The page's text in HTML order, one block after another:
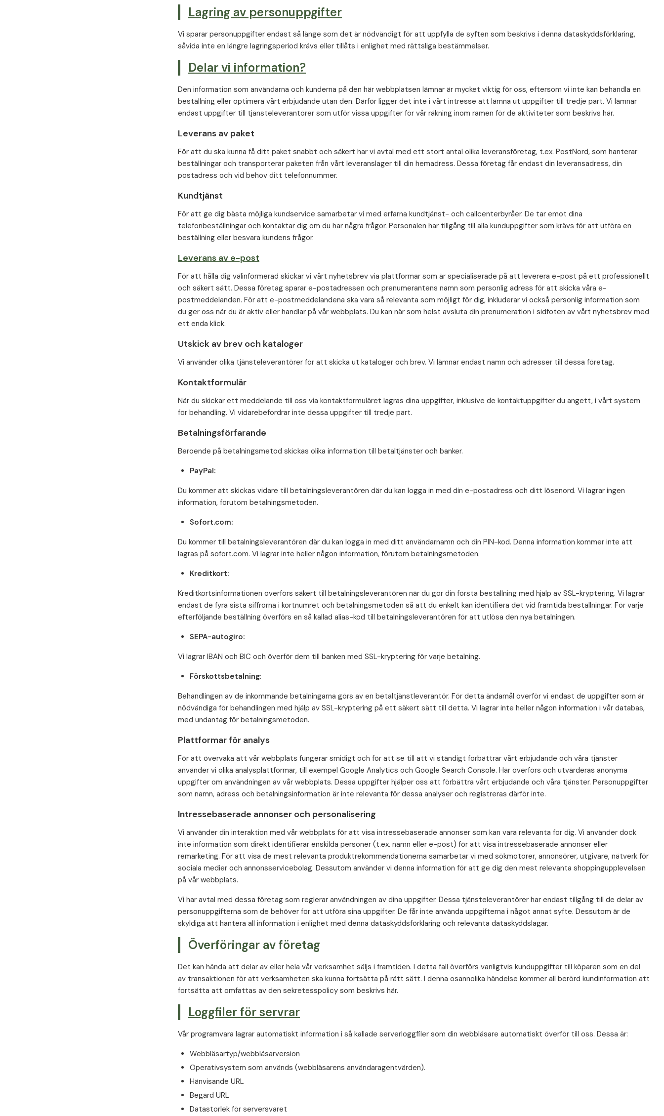
Lagring av personuppgifter
Vi sparar personuppgifter endast så länge som det är nödvändigt för att uppfylla de syften som beskrivs i denna dataskyddsförklaring,
såvida inte en längre lagringsperiod krävs eller tillåts i enlighet med rättsliga bestämmelser.
Delar vi information?
Den information som användarna och kunderna på den här webbplatsen lämnar är mycket viktig för oss, eftersom vi inte kan behandla en
beställning eller optimera vårt erbjudande utan den. Därför ligger det inte i vårt intresse att lämna ut uppgifter till tredje part. Vi lämnar
endast uppgifter till tjänsteleverantörer som utför vissa uppgifter för vår räkning inom ramen för de aktiviteter som beskrivs här.
Leverans av paket
För att du ska kunna få ditt paket snabbt och säkert har vi avtal med ett stort antal olika leveransföretag, t.ex. PostNord, som hanterar
beställningar och transporterar paketen från vårt leveranslager till din hemadress. Dessa företag får endast din leveransadress, din
postadress och vid behov ditt telefonnummer.
Kundtjänst
För att ge dig bästa möjliga kundservice samarbetar vi med erfarna kundtjänst- och callcenterbyråer. De tar emot dina
telefonbeställningar och kontaktar dig om du har några frågor. Personalen har tillgång till alla kunduppgifter som krävs för att utföra en
beställning eller besvara kundens frågor.
Leverans av e-post
För att hålla dig välinformerad skickar vi vårt nyhetsbrev via plattformar som är specialiserade på att leverera e-post på ett professionellt
och säkert sätt. Dessa företag sparar e-postadressen och prenumerantens namn som personlig adress för att skicka våra e-
postmeddelanden. För att e-postmeddelandena ska vara så relevanta som möjligt för dig, inkluderar vi också personlig information som
du ger oss när du är aktiv eller handlar på vår webbplats. Du kan när som helst avsluta din prenumeration i sidfoten av vårt nyhetsbrev med
ett enda klick.
Utskick av brev och kataloger
Vi använder olika tjänsteleverantörer för att skicka ut kataloger och brev. Vi lämnar endast namn och adresser till dessa företag.
Kontaktformulär
När du skickar ett meddelande till oss via kontaktformuläret lagras dina uppgifter, inklusive de kontaktuppgifter du angett, i vårt system
för behandling. Vi vidarebefordrar inte dessa uppgifter till tredje part.
Betalningsförfarande
Beroende på betalningsmetod skickas olika information till betaltjänster och banker.
PayPal:
Du kommer att skickas vidare till betalningsleverantören där du kan logga in med din e-postadress och ditt lösenord. Vi lagrar ingen
information, förutom betalningsmetoden.
Sofort.com:
Du kommer till betalningsleverantören där du kan logga in med ditt användarnamn och din PIN-kod. Denna information kommer inte att
lagras på sofort.com. Vi lagrar inte heller någon information, förutom betalningsmetoden.
Kreditkort:
Kreditkortsinformationen överförs säkert till betalningsleverantören när du gör din första beställning med hjälp av SSL-kryptering. Vi lagrar
endast de fyra sista siffrorna i kortnumret och betalningsmetoden så att du enkelt kan identifiera det vid framtida beställningar. För varje
efterföljande beställning överförs en så kallad alias-kod till betalningsleverantören för att utlösa den nya betalningen.
SEPA-autogiro:
Vi lagrar IBAN och BIC och överför dem till banken med SSL-kryptering för varje betalning.
Förskottsbetalning:
Behandlingen av de inkommande betalningarna görs av en betaltjänstleverantör. För detta ändamål överför vi endast de uppgifter som är
nödvändiga för behandlingen med hjälp av SSL-kryptering på ett säkert sätt till detta. Vi lagrar inte heller någon information i vår databas,
med undantag för betalningsmetoden.
Plattformar för analys
För att övervaka att vår webbplats fungerar smidigt och för att se till att vi ständigt förbättrar vårt erbjudande och våra tjänster
använder vi olika analysplattformar, till exempel Google Analytics och Google Search Console. Här överförs och utvärderas anonyma
uppgifter om användningen av vår webbplats. Dessa uppgifter hjälper oss att förbättra vårt erbjudande och våra tjänster. Personuppgifter
som namn, adress och betalningsinformation är inte relevanta för dessa analyser och registreras därför inte.
Intressebaserade annonser och personalisering
Vi använder din interaktion med vår webbplats för att visa intressebaserade annonser som kan vara relevanta för dig. Vi använder dock
inte information som direkt identifierar enskilda personer (t.ex. namn eller e-post) för att visa intressebaserade annonser eller
remarketing. För att visa de mest relevanta produktrekommendationerna samarbetar vi med sökmotorer, annonsörer, utgivare, nätverk för
sociala medier och annonsservicebolag. Dessutom använder vi denna information för att ge dig den mest relevanta shoppingupplevelsen
på vår webbplats.
Vi har avtal med dessa företag som reglerar användningen av dina uppgifter. Dessa tjänsteleverantörer har endast tillgång till de delar av
personuppgifterna som de behöver för att utföra sina uppgifter. De får inte använda uppgifterna i något annat syfte. Dessutom är de
skyldiga att hantera all information i enlighet med denna dataskyddsförklaring och relevanta dataskyddslagar.
Överföringar av företag
Det kan hända att delar av eller hela vår verksamhet säljs i framtiden. I detta fall överförs vanligtvis kunduppgifter till köparen som en del
av transaktionen för att verksamheten ska kunna fortsätta på rätt sätt. I denna osannolika händelse kommer all berörd kundinformation att
fortsätta att omfattas av den sekretesspolicy som beskrivs här.
Loggfiler för servrar
Vår programvara lagrar automatiskt information i så kallade serverloggfiler som din webbläsare automatiskt överför till oss. Dessa är:
Webbläsartyp/webbläsarversion
Operativsystem som används (webbläsarens användaragentvärden).
Hänvisande URL
Begärd URL
Datastorlek för serversvaret